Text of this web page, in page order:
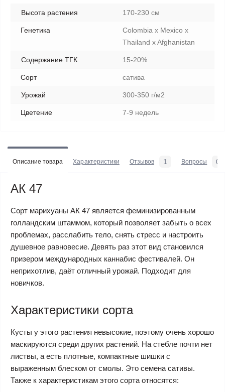
Высота растения 170-230 см
Генетика
Colombia x Mexico x
Thailand x Afghanistan
Содержание ТГК 15-20%
Сорт сатива
Урожай 300-350 г/м2
Цветение 7-9 недель
Описание товара Характеристики Отзывов 1 Вопросы 0
АК 47
Сорт марихуаны АК 47 является феминизированным
голландским штаммом, который позволяет забыть о всех
проблемах, расслабить тело, снять стресс и настроить
душевное равновесие. Девять раз этот вид становился
призером международных каннабис фестивалей. Он
неприхотлив, даёт отличный урожай. Подходит для
новичков.
Характеристики сорта
Кусты у этого растения невысокие, поэтому очень хорошо
маскируются среди других растений. На стебле почти нет
листвы, а есть плотные, компактные шишки с
выраженным блеском от смолы. Это семена сативы.
Также к характеристикам этого сорта относятся: